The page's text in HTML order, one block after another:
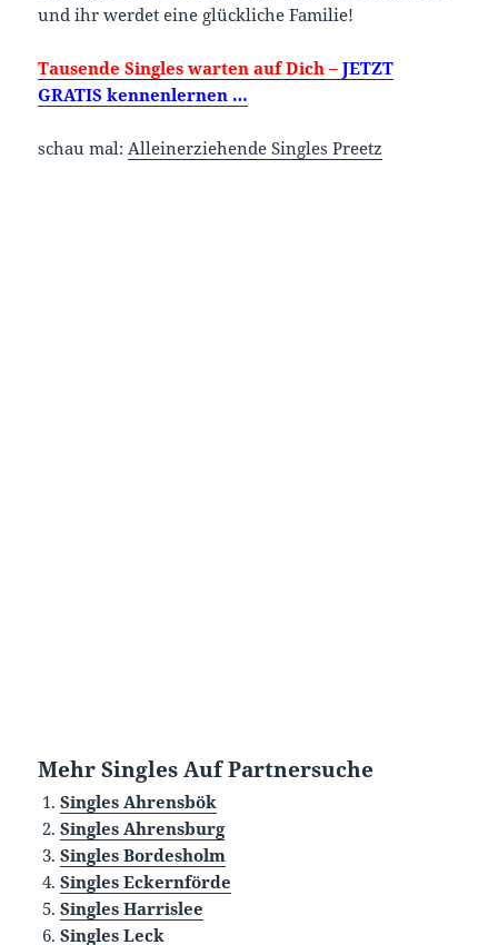
und ihr werdet eine glückliche Familie!
Tausende Singles warten auf Dich –JETZT
GRATIS kennenlernen …
schau mal: Alleinerziehende Singles Preetz
Mehr Singles Auf Partnersuche
Singles Ahrensbök
Singles Ahrensburg
Singles Bordesholm
Singles Eckernförde
Singles Harrislee
Singles Leck